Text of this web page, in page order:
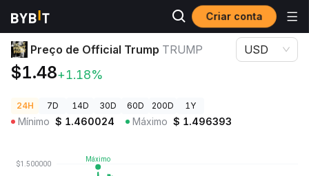
Criar conta
Preços de Criptomoedas Preço de Official Trump TRUMP
Preço de Official Trump TRUMP
$1.48+1.18%
USD
24H 7D 14D 30D 60D 200D 1Y
Mínimo $ 1.460024 Máximo $ 1.496393